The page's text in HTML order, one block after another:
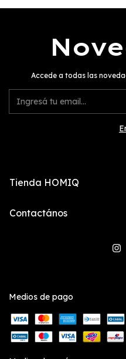
Accede a todas las
Tienda HOMIQ
Contactános
Medios de pago